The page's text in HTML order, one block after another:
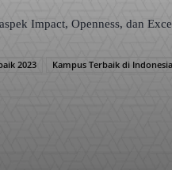
Impact, Openness, dan
2023 Kampus Terbaik di Indonesia